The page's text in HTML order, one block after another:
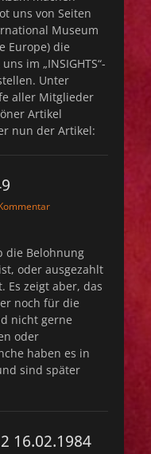
uns von Seiten
Museum
Europe) die
im „INSIGHTS“-
Unter
aller Mitglieder
Artikel
nun der Artikel:
die Belohnung
oder ausgezahlt
Es zeigt aber, das
noch für die
nicht gerne
oder
haben es in
sind später
16.02.1984